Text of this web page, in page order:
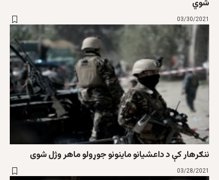
شوي
03/30/2021
ننګرهار کې د داعشیانو ماینونو جوړولو ماهر وژل شوی
03/28/2021